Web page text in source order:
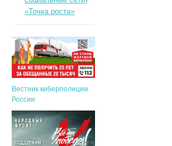
«Точка роста»
Вестник киберполиции
России